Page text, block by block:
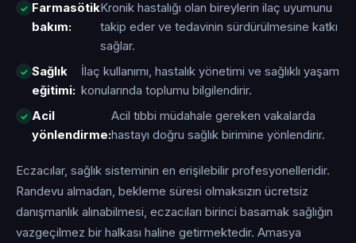
Farmasötik
bakım:
Kronik hastalığı olan bireylerin ilaç uyumunu
takip eder ve tedavinin sürdürülmesine katkı
sağlar.
Sağlık
eğitimi:
İlaç kullanımı, hastalık yönetimi ve sağlıklı yaşam
konularında toplumu bilgilendirir.
Acil
yönlendirme:
Acil tıbbi müdahale gereken vakalarda
hastayı doğru sağlık birimine yönlendirir.
Eczacılar, sağlık sisteminin en erişilebilir profesyonelleridir.
Randevu almadan, bekleme süresi olmaksızın ücretsiz
danışmanlık alınabilmesi, eczacıları birinci basamak sağlığın
vazgeçilmez bir halkası haline getirmektedir. Amasya